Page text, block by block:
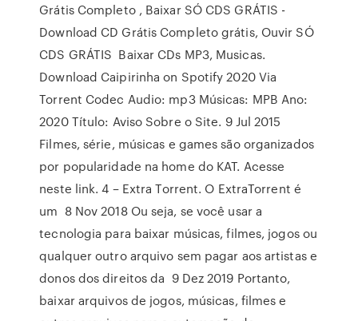
Grátis Completo , Baixar SÓ CDS GRÁTIS -
Download CD Grátis Completo grátis, Ouvir SÓ
CDS GRÁTIS Baixar CDs MP3, Musicas.
Download Caipirinha on Spotify 2020 Via
Torrent Codec Audio: mp3 Músicas: MPB Ano:
2020 Título: Aviso Sobre o Site. 9 Jul 2015
Filmes, série, músicas e games são organizados
por popularidade na home do KAT. Acesse
neste link. 4 – Extra Torrent. O ExtraTorrent é
um 8 Nov 2018 Ou seja, se você usar a
tecnologia para baixar músicas, filmes, jogos ou
qualquer outro arquivo sem pagar aos artistas e
donos dos direitos da 9 Dez 2019 Portanto,
baixar arquivos de jogos, músicas, filmes e